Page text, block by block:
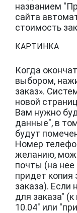
названием
сайта
стоимость
КАРТИНКА
Когда
выбором,
заказ».
новой
Вам нужно
данные", в
будут
Номер
желанию,
почты (на
придет копия
заказа).
для заказа"
10.04" или